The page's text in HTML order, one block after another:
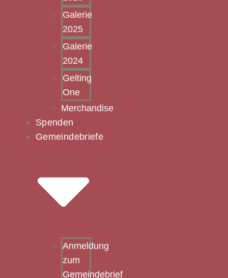
Galerie
2025
Galerie
2024
Gelting
One
Merchandise
Spenden
Gemeindebriefe
Anmeldung
zum
Gemeindebrief